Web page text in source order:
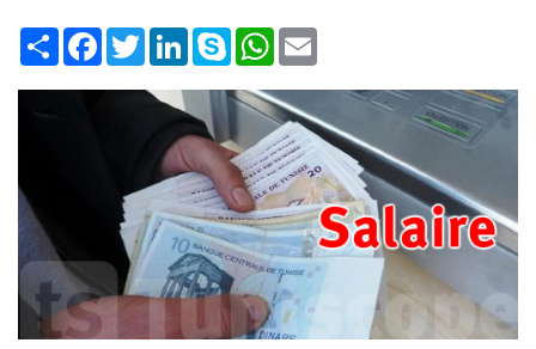
Share
FacebookTwitterLinkedInSkype
WhatsAppEmail